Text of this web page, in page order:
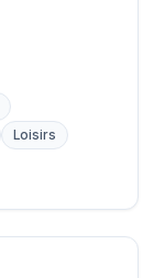
Loisirs